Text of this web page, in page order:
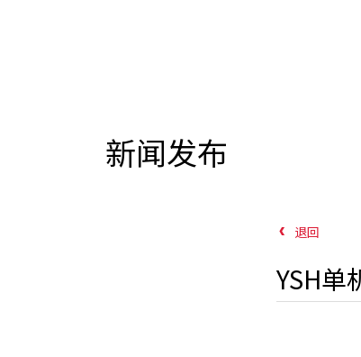
新闻发布
退回
YSH单